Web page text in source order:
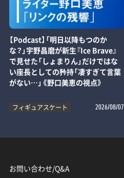
【Podcast】「明日以降もつのか
な？」宇野昌磨が新生『Ice Brave』
で見せた「しょまりん」だけではな
い座長としての矜持「凄すぎて言葉
がない…」《野口美恵の視点》
フィギュアスケート 2026/08/07
お問い合わせ/Q&A